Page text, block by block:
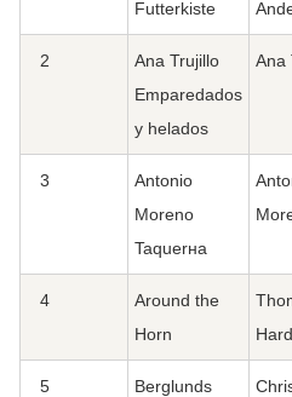
Futterkiste
2
Ana Trujillo
Emparedados
y helados
Ana
3
Antonio
Moreno
Taquerнa
4
Around the
Horn
5
Berglunds